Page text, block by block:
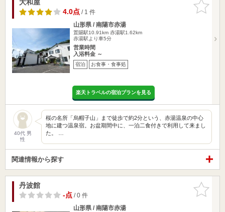
お気に入
りに追加
大和屋
4.0点/ 1 件
山形県 / 南陽市赤湯
置賜駅10.91km 赤湯駅1.62km
赤湯駅より車5分
営業時間
入浴料金 ～
宿泊 お食事・食事処
楽天トラベルの宿泊プランを見る
40代 男
性
桜の名所「烏帽子山」まで徒歩で約2分という、赤湯温泉の中心
地に建つ温泉宿。お盆期間中に、一泊二食付きで利用して来まし
た。 …
関連情報から探す
お気に入
りに追加
丹波館
-点/ 0 件
山形県 / 南陽市赤湯